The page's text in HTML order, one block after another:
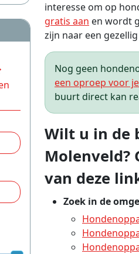
interesse om op
gratis aan en wordt
zijn naar een
Nog geen
een oproep voor
buurt direct kan
Wilt u in de
Molenveld?
van deze
Zoek in de